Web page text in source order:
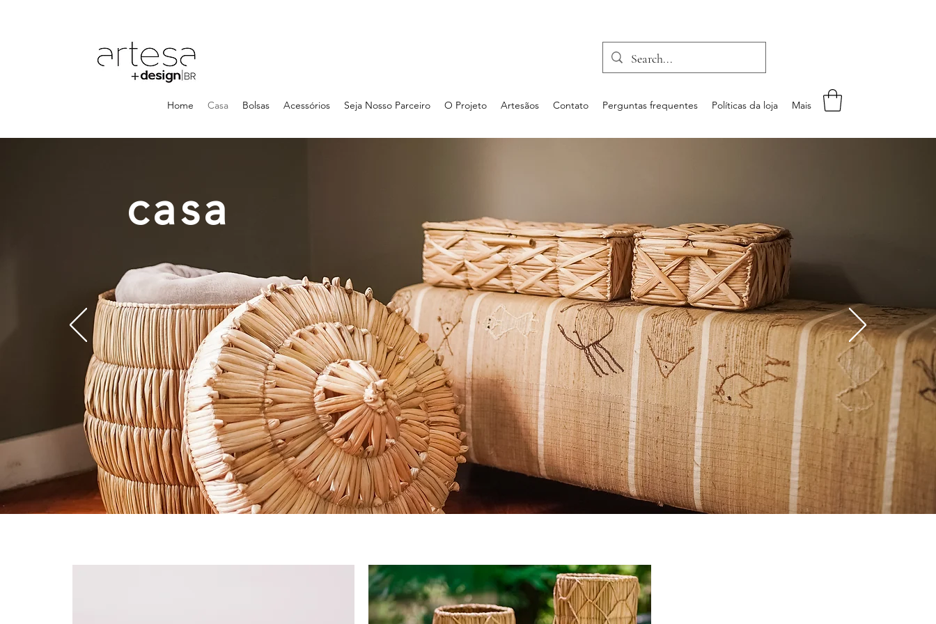
Home Casa Bolsas Acessórios Seja Nosso Parceiro O Projeto Artesãos Contato Perguntas frequentes Políticas da loja Mais
casa